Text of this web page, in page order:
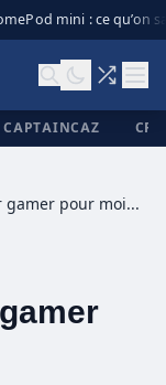
mini : ce qu’on
CAPTAINCAZ
[CDA #7] Un clavier gamer pour moins de 60€